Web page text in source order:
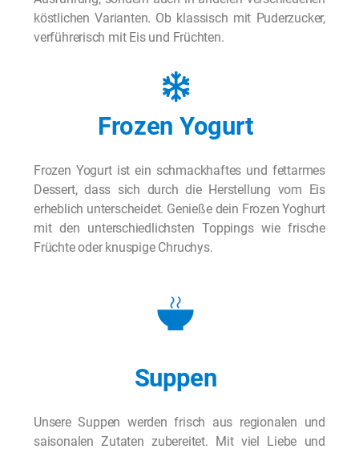
köstlichen Varianten. Ob klassisch mit Puderzucker,
verführerisch mit Eis und Früchten.
Frozen Yogurt
Frozen Yogurt ist ein schmackhaftes und fettarmes
Dessert, dass sich durch die Herstellung vom Eis
erheblich unterscheidet. Genieße dein Frozen Yoghurt
mit den unterschiedlichsten Toppings wie frische
Früchte oder knuspige Chruchys.
Suppen
Unsere Suppen werden frisch aus regionalen und
saisonalen Zutaten zubereitet. Mit viel Liebe und